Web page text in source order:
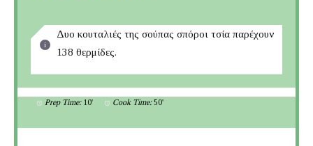
Δυο κουταλιές της σούπας σπόροι τσία παρέχουν
138 θερμίδες.
Prep Time: 10' Cook Time: 50'